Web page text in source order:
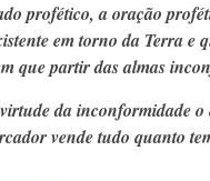
profético, a oração
em torno da Terra e
que partir das almas
da inconformidade
vende tudo quanto